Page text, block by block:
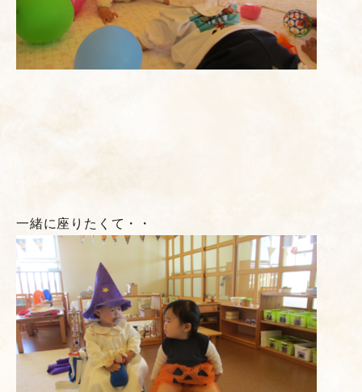
一緒に座りたくて・・